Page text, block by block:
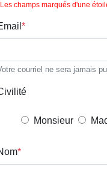
Les champs marqués d'une
courriel ne sera jamais
Monsieur